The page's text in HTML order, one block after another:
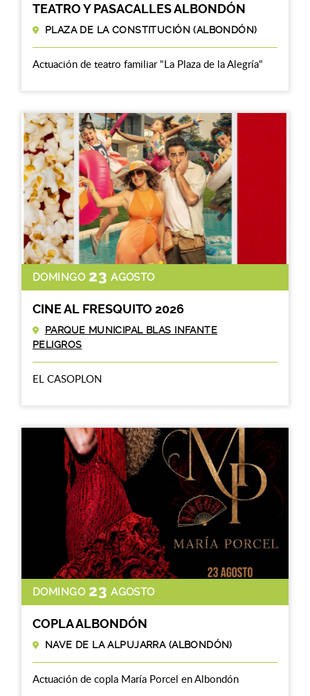
PLAZA DE LA CONSTITUCIÓN (ALBONDÓN)
TEATRO Y PASACALLES ALBONDÓN
Actuación de teatro familiar "La Plaza de la Alegría"
DOMINGO 23 AGOSTO
PARQUE MUNICIPAL BLAS INFANTE
PELIGROS
CINE AL FRESQUITO 2026
EL CASOPLON
DOMINGO 23 AGOSTO
NAVE DE LA ALPUJARRA (ALBONDÓN)
COPLA ALBONDÓN
Actuación de copla María Porcel en Albondón